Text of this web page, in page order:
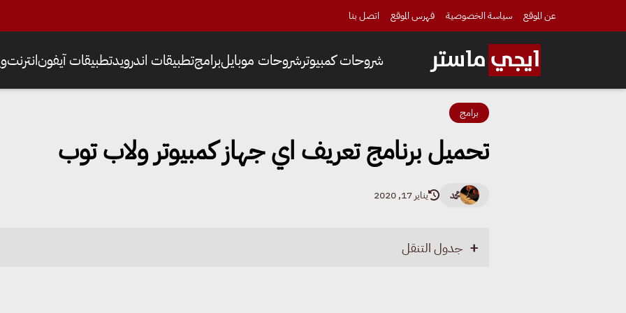
عن الموقع سياسة الخصوصية فهرس الموقع اتصل بنا
شروحات كمبيوترشروحات موبايلبرامجتطبيقات اندرويدتطبيقات آيفونانترنت
برامج
تحميل برنامج تعريف اي جهاز كمبيوتر ولاب توب
محمد يناير 17, 2020
جدول التنقل